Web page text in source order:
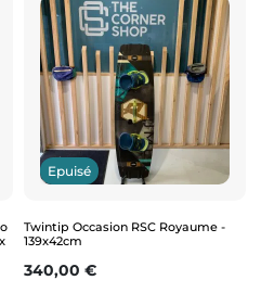
Epuisé
Twintip Occasion RSC Royaume -
139x42cm
Prix
340,00 €